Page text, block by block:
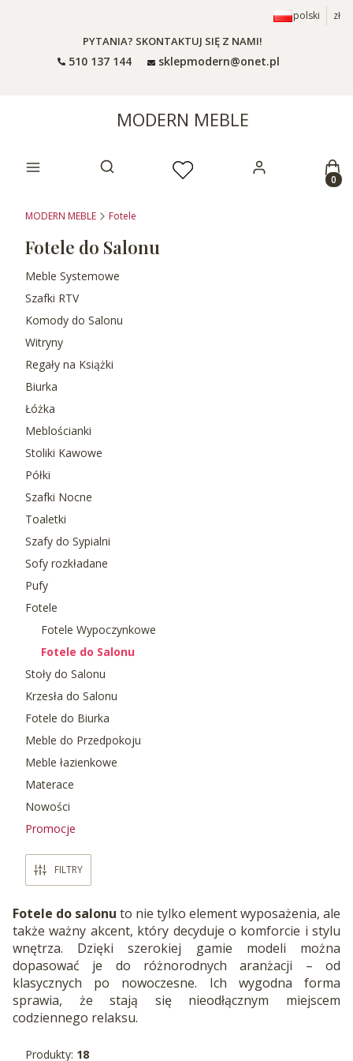
polski zł
PYTANIA? SKONTAKTUJ SIĘ Z NAMI!
510 137 144 sklepmodern@onet.pl
MODERN MEBLE
Otwórz wyszukiwarkę
MODERN MEBLE Fotele
Fotele do Salonu
Meble Systemowe
Szafki RTV
Komody do Salonu
Witryny
Regały na Książki
Biurka
Łóżka
Meblościanki
Stoliki Kawowe
Półki
Szafki Nocne
Toaletki
Szafy do Sypialni
Sofy rozkładane
Pufy
Fotele
Fotele Wypoczynkowe
Fotele do Salonu
Stoły do Salonu
Krzesła do Salonu
Fotele do Biurka
Meble do Przedpokoju
Meble łazienkowe
Materace
Nowości
Promocje
FILTRY
Fotele do salonu to nie tylko element wyposażenia, ale
także ważny akcent, który decyduje o komforcie i stylu
wnętrza. Dzięki szerokiej gamie modeli można
dopasować je do różnorodnych aranżacji – od
klasycznych po nowoczesne. Ich wygodna forma
sprawia, że stają się nieodłącznym miejscem
codziennego relaksu.
Produkty: 18